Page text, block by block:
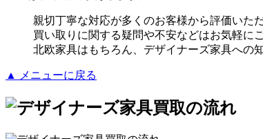
親切丁寧な対応が多くのお客様から評価いた
買い取りに関する疑問や不安などはお気軽に
北欧家具はもちろん、デザイナーズ家具への
▲ メニューに戻る